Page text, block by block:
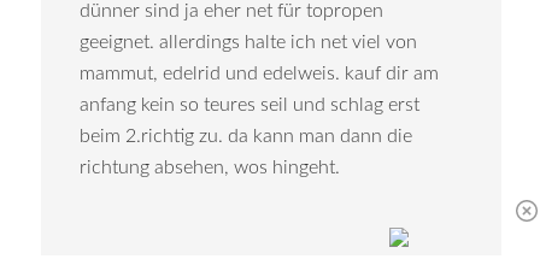
dünner sind ja eher net für topropen
geeignet. allerdings halte ich net viel von
mammut, edelrid und edelweis. kauf dir am
anfang kein so teures seil und schlag erst
beim 2.richtig zu. da kann man dann die
richtung absehen, wos hingeht.